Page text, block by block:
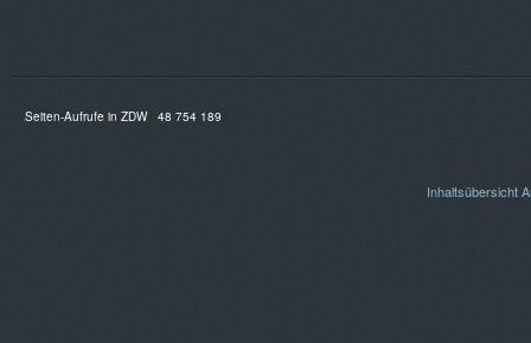
Seiten-Aufrufe in ZDW 48 754 189
Inhaltsübersicht